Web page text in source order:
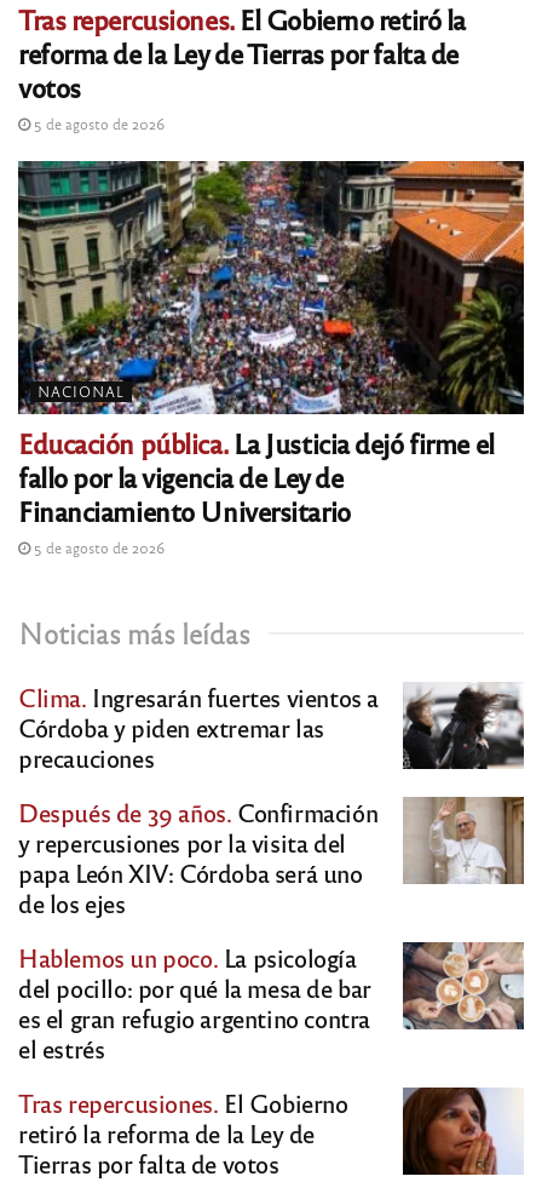
Tras repercusiones.El Gobierno retiró la
reforma de la Ley de Tierras por falta de
votos
5 de agosto de 2026
NACIONAL
Educación pública.La Justicia dejó firme el
fallo por la vigencia de Ley de
Financiamiento Universitario
5 de agosto de 2026
Noticias más leídas
Clima. Ingresarán fuertes vientos a
Córdoba y piden extremar las
precauciones
Después de 39 años. Confirmación
y repercusiones por la visita del
papa León XIV: Córdoba será uno
de los ejes
Hablemos un poco. La psicología
del pocillo: por qué la mesa de bar
es el gran refugio argentino contra
el estrés
Tras repercusiones. El Gobierno
retiró la reforma de la Ley de
Tierras por falta de votos